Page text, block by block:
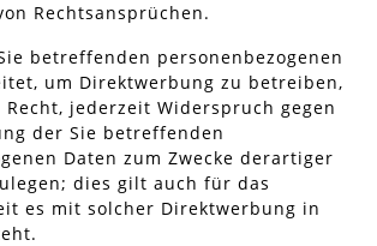
Rechtsansprüchen.
betreffenden personenbezogenen
um Direktwerbung zu betreiben,
Recht, jederzeit Widerspruch gegen
der Sie betreffenden
Daten zum Zwecke derartiger
dies gilt auch für das
es mit solcher Direktwerbung in